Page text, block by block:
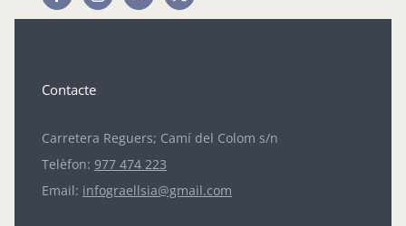
Contacte
Carretera Reguers; Camí del Colom s/n
Telèfon: 977 474 223
Email: infograellsia@gmail.com